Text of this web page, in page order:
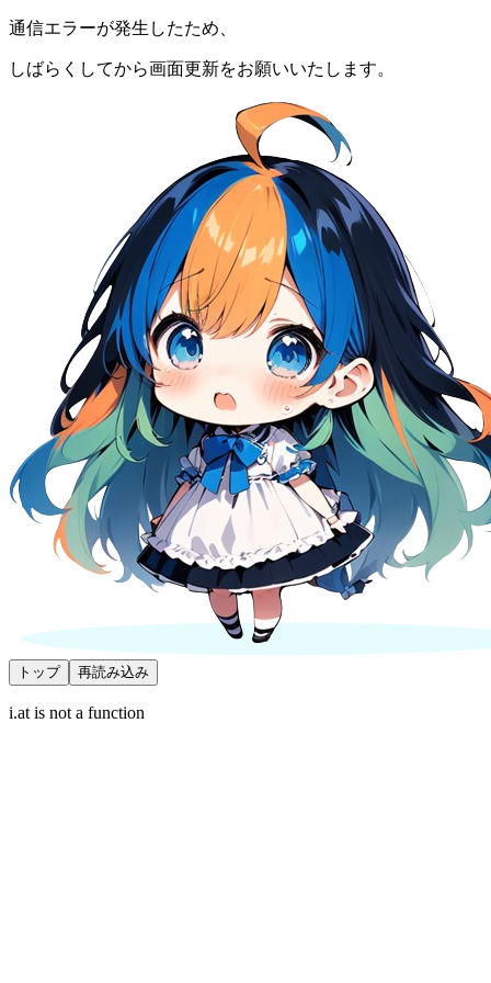
通信エラーが発生したため、
しばらくしてから画面更新をお願いいたします。
トップ 再読み込み
i.at is not a function